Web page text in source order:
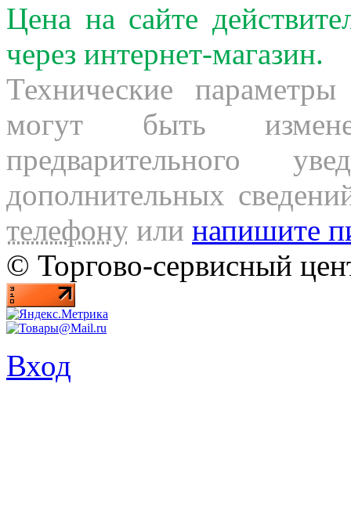
Цена на сайте
через интернет-магазин.
Технические
могут быть
предварительного
дополнительных
телефону или напишите
© Торгово-сервисный
Вход